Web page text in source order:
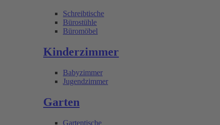
Schreibtische
Bürostühle
Büromöbel
Kinderzimmer
Babyzimmer
Jugendzimmer
Garten
Gartentische